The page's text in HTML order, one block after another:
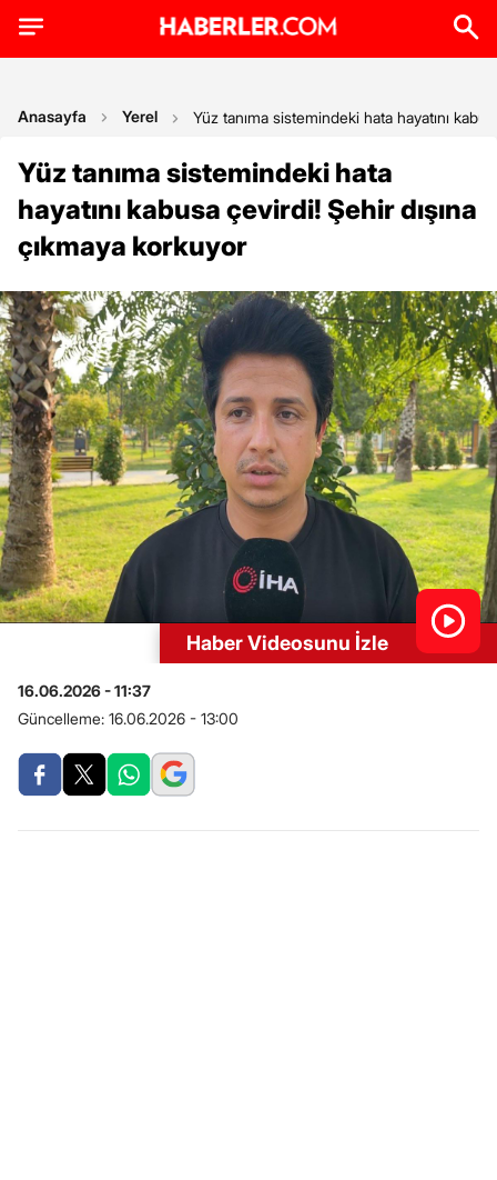
Anasayfa Yerel Yüz tanıma sistemindeki hata hayatını
Yüz tanıma sistemindeki hata
hayatını kabusa çevirdi! Şehir dışına
çıkmaya korkuyor
Haber Videosunu İzle
16.06.2026 - 11:37
Güncelleme: 16.06.2026 - 13:00